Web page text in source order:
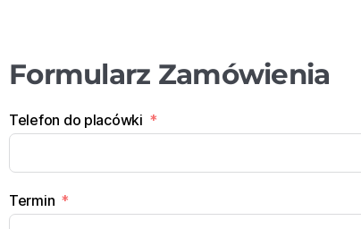
Formularz Zamówienia
Telefon do placówki
Termin